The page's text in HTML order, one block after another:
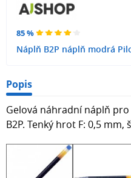
85 %
Náplň B2P náplň modrá
Popis
Gelová náhradní náplň
B2P. Tenký hrot F: 0,5